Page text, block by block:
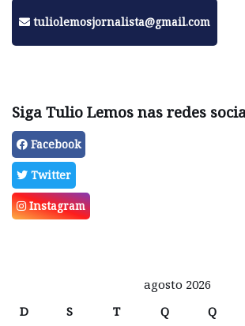
tuliolemosjornalista@gmail.com
Siga Tulio Lemos nas redes
Facebook
Twitter
Instagram
agosto 2026
D
S T Q Q